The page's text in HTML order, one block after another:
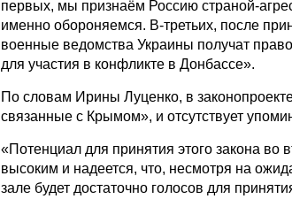
первых, мы признаём Россию страной-
именно обороняемся. В-третьих, после
военные ведомства Украины получат
для участия в конфликте в Донбассе».
По словам Ирины Луценко, в
связанные с Крымом», и отсутствует
«Потенциал для принятия этого закона во
высоким и надеется, что, несмотря на
зале будет достаточно голосов для